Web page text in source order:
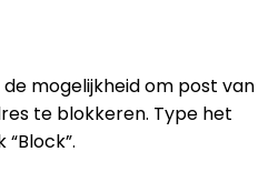
mogelijkheid om post van
te blokkeren. Type het